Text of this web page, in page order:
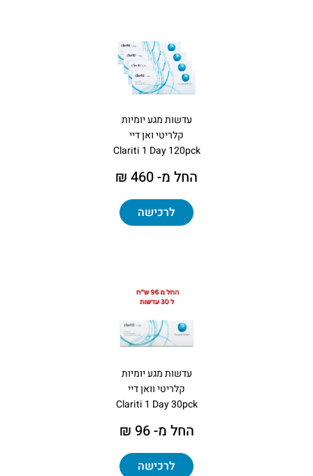
עדשות מגע יומיות
קלריטי ואן דיי
Clariti 1 Day 120pck
החל מ- 460 ₪
לרכישה
עדשות מגע יומיות
קלריטי וואן דיי
Clariti 1 Day 30pck
החל מ- 96 ₪
לרכישה